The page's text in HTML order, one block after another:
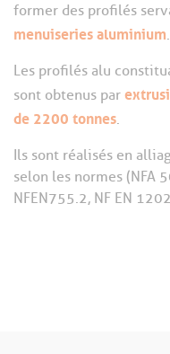
former des profilés
menuiseries aluminium
Les profilés alu
sont obtenus par
de 2200 tonnes
Ils sont réalisés en
selon les normes (NFA
NFEN755.2, NF EN